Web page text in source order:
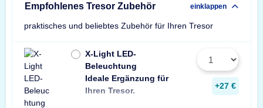
Empfohlenes Tresor Zubehör einklappen
praktisches und beliebtes Zubehör für Ihren Tresor
X-Light LED-
Beleuchtung
Ideale Ergänzung für
Ihren Tresor.
Wir empfehlen
Leuchte pro
ein Stück
+27 €